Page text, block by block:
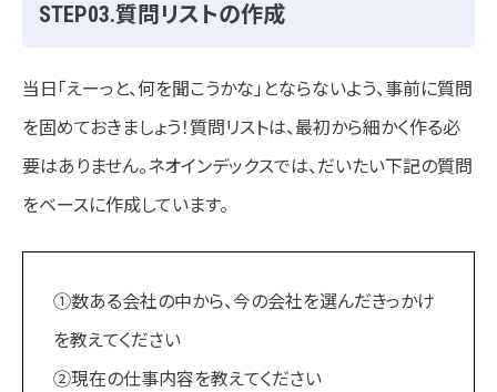
STEP03.質問リストの作成
当日「えーっと、何を聞こうかな」とならないよう、事前に質問
を固めておきましょう！質問リストは、最初から細かく作る必
要はありません。ネオインデックスでは、だいたい下記の質問
をベースに作成しています。
①数ある会社の中から、今の会社を選んだきっかけ
を教えてください
②現在の仕事内容を教えてください